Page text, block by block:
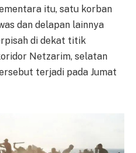
itu, satu korban
dan delapan lainnya
di dekat titik
Netzarim, selatan
terjadi pada Jumat